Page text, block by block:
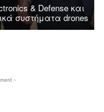
& Defense και
συστήματα drones
-